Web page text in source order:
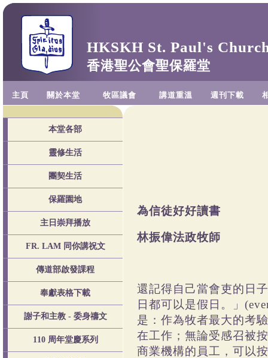
HKSKH St. Paul's
香港聖公會聖保羅堂
主頁 關於本堂 牧區議會 講道重溫 週刊下載
本堂各部
靈修生活
團契生活
保羅園地
主日崇拜播放
FR. LAM 同你講祝文
傳道部啟發課程
奉獻表格下載
謝子和主教 - 委身禱文
110 周年堂慶系列
為信徒好好讀書
林振偉法政牧師
還記得自己當會吏的日
日都可以是假日。」
是：作為牧者最大的考
在工作；無論受感召被
商業機構的員工，可以